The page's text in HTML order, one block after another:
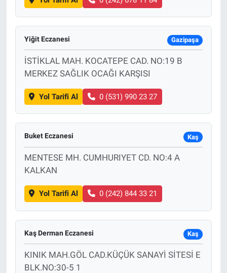
Yiğit Eczanesi Gazipaşa
İSTİKLAL MAH. KOCATEPE CAD. NO:19 B
MERKEZ SAĞLIK OCAĞI KARŞISI
Yol Tarifi Al 0 (531) 990 23 27
Buket Eczanesi Kaş
MENTESE MH. CUMHURIYET CD. NO:4 A
KALKAN
Yol Tarifi Al 0 (242) 844 33 21
Kaş Derman Eczanesi Kaş
KINIK MAH.GÖL CAD.KÜÇÜK SANAYİ SİTESİ E
BLK.NO:30-5 1